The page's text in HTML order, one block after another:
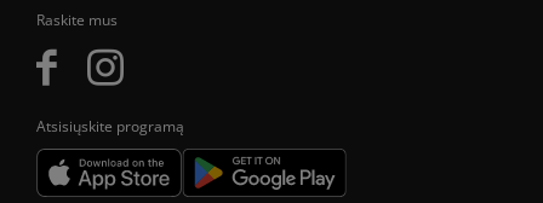
Raskite mus
Atsisiųskite programą